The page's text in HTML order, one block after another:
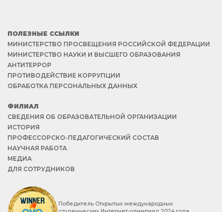
ПОЛЕЗНЫЕ ССЫЛКИ
МИНИСТЕРСТВО ПРОСВЕЩЕНИЯ РОССИЙСКОЙ ФЕДЕРАЦИИ
МИНИСТЕРСТВО НАУКИ И ВЫСШЕГО ОБРАЗОВАНИЯ
АНТИТЕРРОР
ПРОТИВОДЕЙСТВИЕ КОРРУПЦИИ
ОБРАБОТКА ПЕРСОНАЛЬНЫХ ДАННЫХ
ФИЛИАЛ
СВЕДЕНИЯ ОБ ОБРАЗОВАТЕЛЬНОЙ ОРГАНИЗАЦИИ
ИСТОРИЯ
ПРОФЕССОРСКО-ПЕДАГОГИЧЕСКИЙ СОСТАВ
НАУЧНАЯ РАБОТА
МЕДИА
ДЛЯ СОТРУДНИКОВ
Победитель Открытых международных